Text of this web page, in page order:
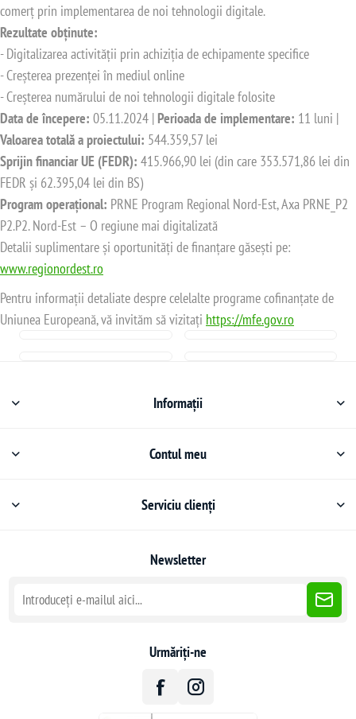
comerț prin implementarea de noi tehnologii digitale.
Rezultate obținute:
- Digitalizarea activității prin achiziția de echipamente specifice
- Creșterea prezenței în mediul online
- Creșterea numărului de noi tehnologii digitale folosite
Data de începere: 05.11.2024 | Perioada de implementare: 11 luni |
Valoarea totală a proiectului: 544.359,57 lei
Sprijin financiar UE (FEDR): 415.966,90 lei (din care 353.571,86 lei din
FEDR și 62.395,04 lei din BS)
Program operațional: PRNE Program Regional Nord-Est, Axa PRNE_P2
P2.P2. Nord-Est – O regiune mai digitalizată
Detalii suplimentare și oportunități de finanțare găsești pe:
www.regionordest.ro
Pentru informații detaliate despre celelalte programe cofinanțate de
Uniunea Europeană, vă invităm să vizitați https://mfe.gov.ro
Informații
Contul meu
Serviciu clienți
Newsletter
Urmăriți-ne